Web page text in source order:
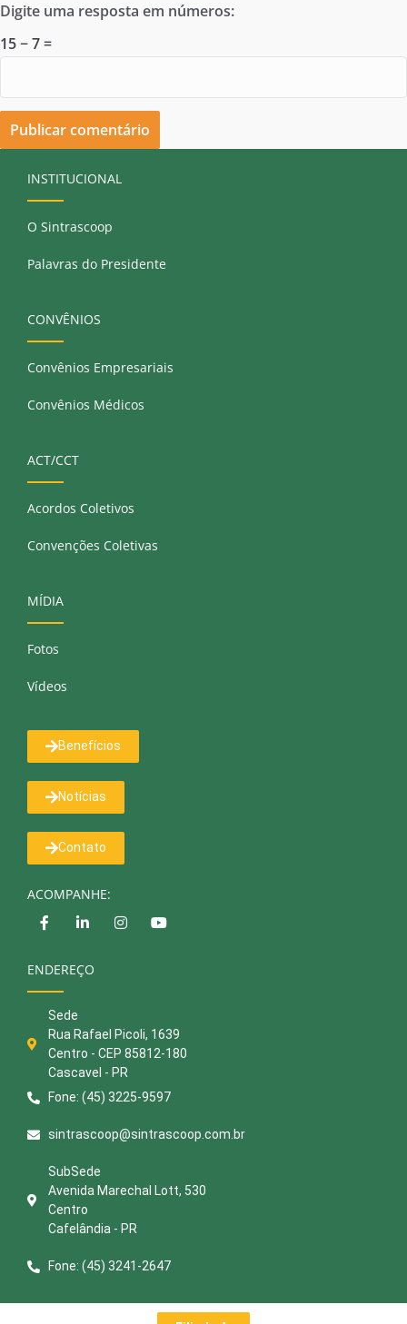
Digite uma resposta em números:
15 − 7 =
INSTITUCIONAL
O Sintrascoop
Palavras do Presidente
CONVÊNIOS
Convênios Empresariais
Convênios Médicos
ACT/CCT
Acordos Coletivos
Convenções Coletivas
MÍDIA
Fotos
Vídeos
Benefícios
Notícias
Contato
ACOMPANHE:
ENDEREÇO
Sede
Rua Rafael Picoli, 1639
Centro - CEP 85812-180
Cascavel - PR
Fone: (45) 3225-9597
sintrascoop@sintrascoop.com.br
SubSede
Avenida Marechal Lott, 530
Centro
Cafelândia - PR
Fone: (45) 3241-2647